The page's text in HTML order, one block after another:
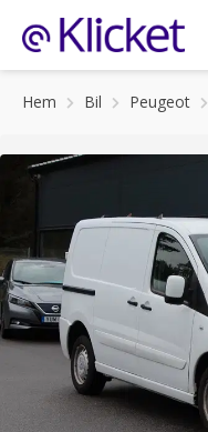
Hem Bil Peugeot